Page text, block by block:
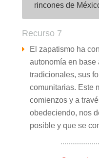
rincones de
Recurso 7
El zapatismo ha
autonomía en base
tradicionales, sus
comunitarias. Este
comienzos y a
obedeciendo, nos
posible y que se